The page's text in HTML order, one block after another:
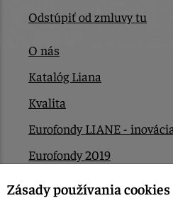
Odstúpiť od zmluvy tu
O nás
Katalóg Liana
Kvalita
Eurofondy LIANE - inovácia
Eurofondy 2019
Eurofondy 2022/2023
Zásady používania cookies